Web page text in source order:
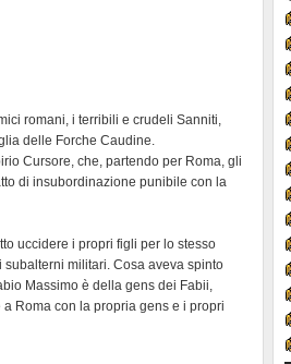
romani, i terribili e crudeli Sanniti,
delle Forche Caudine.
Cursore, che, partendo per Roma, gli
di insubordinazione punibile con la
uccidere i propri figli per lo stesso
militari. Cosa aveva spinto
Massimo è della gens dei Fabii,
Roma con la propria gens e i propri